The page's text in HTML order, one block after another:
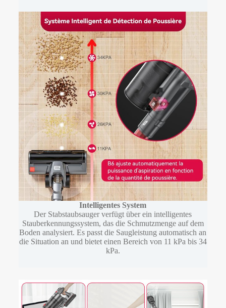
Intelligentes System
Der Stabstaubsauger verfügt über ein intelligentes
Stauberkennungssystem, das die Schmutzmenge auf dem
Boden analysiert. Es passt die Saugleistung automatisch an
die Situation an und bietet einen Bereich von 11 kPa bis 34
kPa.